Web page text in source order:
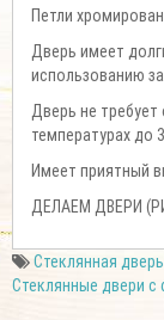
Петли
Дверь имеет
использованию
Дверь не
температурах до
Имеет приятный
ДЕЛАЕМ ДВЕРИ
Стеклянная
Стеклянные двери